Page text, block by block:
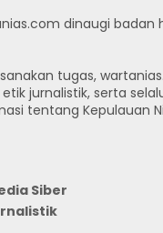
dinaugi badan
tugas,
jurnalistik, serta
tentang Kepulauan
Siber